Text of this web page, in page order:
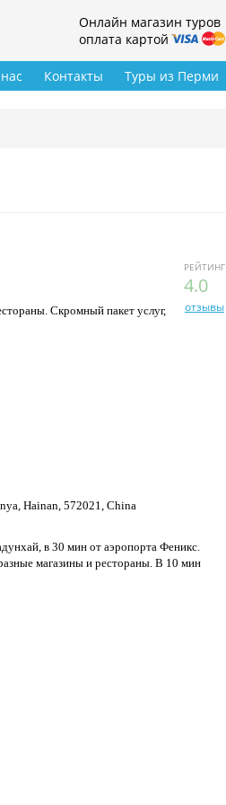
Онлайн магазин туров
оплата картой
Туры из Перми
Контакты
РЕЙТИНГ
4.0
отзывы
Скромный пакет услуг,
Hainan, 572021, China
в 30 мин от аэропорта Феникс.
магазины и рестораны. В 10 мин